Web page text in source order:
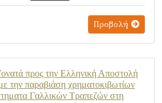
Προβολή
προς την Ελληνική Αποστολή
την παραβιάση χρηματοκιβωτίων
Γαλλικών Τραπεζών στη